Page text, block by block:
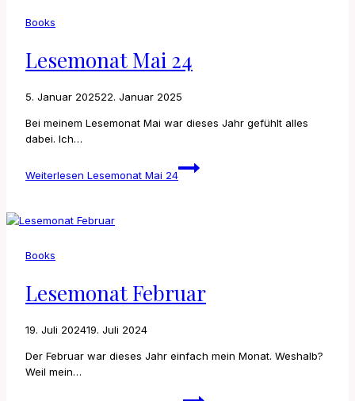
Books
Lesemonat Mai 24
5. Januar 202522. Januar 2025
Bei meinem Lesemonat Mai war dieses Jahr gefühlt alles
dabei. Ich…
Weiterlesen Lesemonat Mai 24
Books
Lesemonat Februar
19. Juli 202419. Juli 2024
Der Februar war dieses Jahr einfach mein Monat. Weshalb?
Weil mein…